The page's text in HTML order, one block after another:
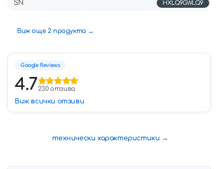
SN HXLQ9GWLQ9
Виж още 2 продукта
Google Reviews
4.7230 отзива
Виж всички отзиви
технически характеристики